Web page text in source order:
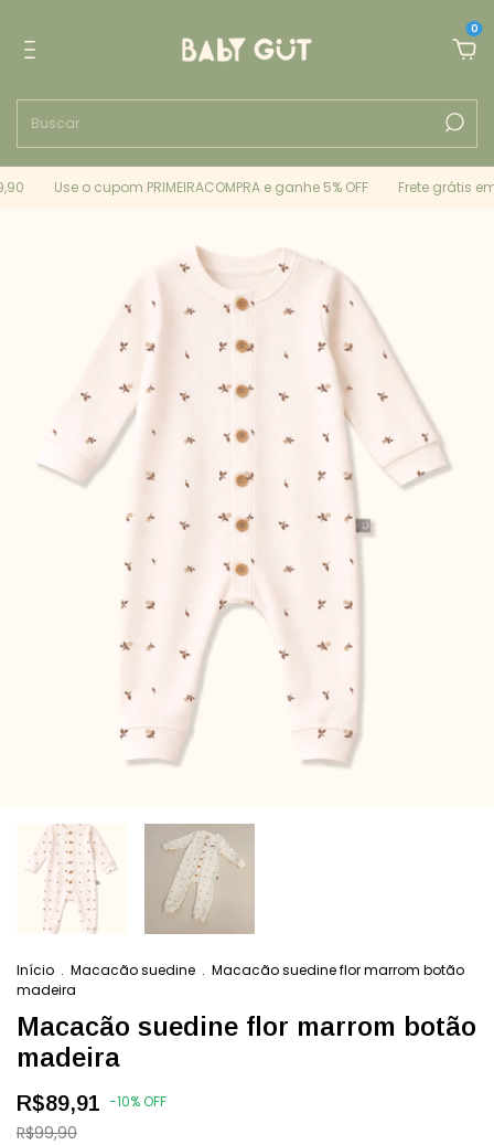
0
Use o cupom PRIMEIRACOMPRA e ganhe 5% OFF Frete grátis
Início . Macacão suedine . Macacão suedine flor marrom botão
madeira
Macacão suedine flor marrom botão
madeira
R$89,91 -10%OFF
R$99,90